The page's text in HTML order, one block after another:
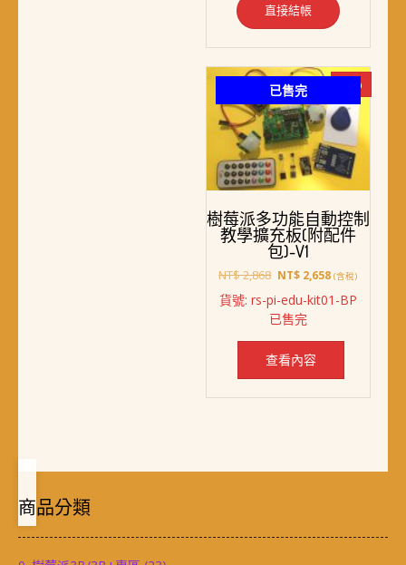
直接結帳
已售完 -7%
樹莓派多功能自動控制
教學擴充板(附配件
包)-V1
NT$2,868 原
價
格：
NT$ 2,868。
NT$ 2,658目
價
NT$ 2,658。
(含稅)
貨號: rs-pi-edu-kit01-BP
已售完
查看內容
商品分類